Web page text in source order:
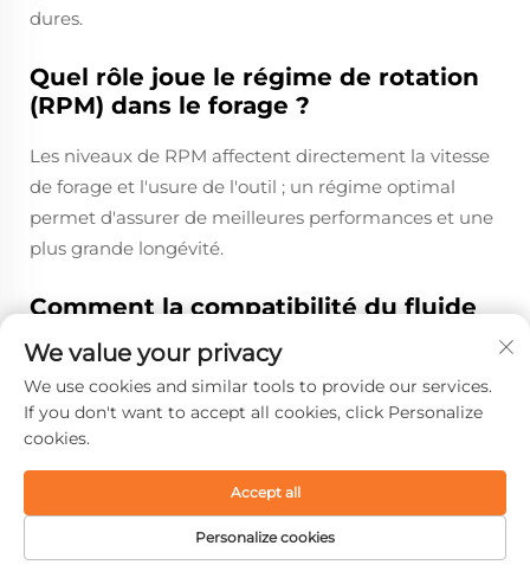
dures.
Quel rôle joue le régime de rotation
(RPM) dans le forage ?
Les niveaux de RPM affectent directement la vitesse
de forage et l'usure de l'outil ; un régime optimal
permet d'assurer de meilleures performances et une
plus grande longévité.
Comment la compatibilité du fluide
de forage peut-elle affecter la
performance de l'outil ?
Les propriétés du fluide de forage interagissent avec
les matériaux de l'outil et peuvent influencer
considérablement l'efficacité et la durée de vie des
We value your privacy
We use cookies and similar tools to provide our services.
If you don't want to accept all cookies, click Personalize
cookies.
Personalize cookies
Accept all